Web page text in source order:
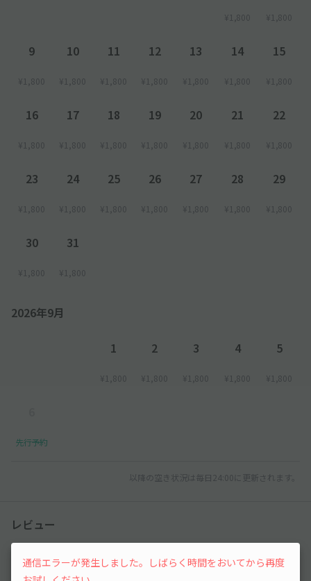
ドン・キホーテサービス券は使用出来ません
¥1,800 ¥1,800
9
¥1,800
10
¥1,800
11
¥1,800
12
¥1,800
13
¥1,800
14
¥1,800
15
¥1,800
16
¥1,800
17
¥1,800
18
¥1,800
19
¥1,800
20
¥1,800
21
¥1,800
22
¥1,800
23
¥1,800
24
¥1,800
25
¥1,800
26
¥1,800
27
¥1,800
28
¥1,800
29
¥1,800
30
¥1,800
31
¥1,800
2026年9月
1
¥1,800
2
¥1,800
3
¥1,800
4
¥1,800
5
¥1,800
先行予約
以降の空き状況は毎日24:00に更新されます。
レビュー
4.6（243件）
通信エラーが発生しました。しばらく時間をおいてから再度